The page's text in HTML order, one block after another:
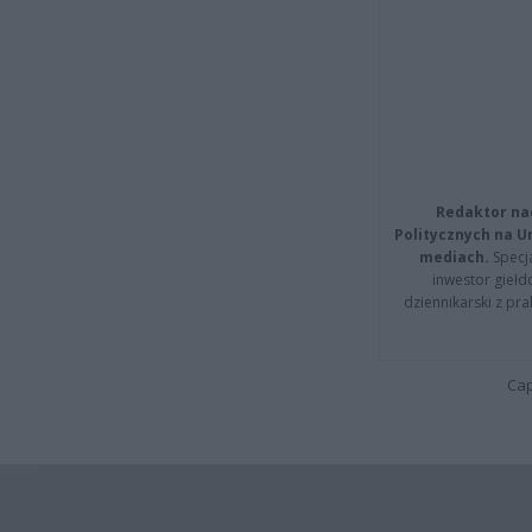
Redaktor
Politycznych na
mediach.
inwestor
dziennikarski z